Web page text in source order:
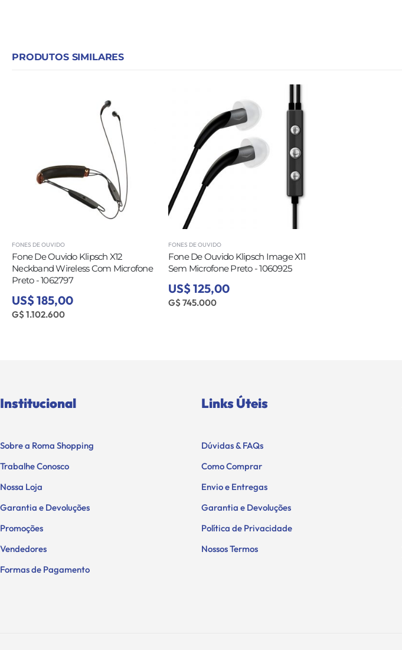
PRODUTOS SIMILARES
FONES DE OUVIDO
Fone De Ouvido Klipsch X12
Neckband Wireless Com Microfone
Preto - 1062797
US$ 185,00
G$ 1.102.600
FONES DE OUVIDO
Fone De Ouvido Klipsch Image X11
Sem Microfone Preto - 1060925
US$ 125,00
G$ 745.000
Institucional
Sobre a Roma Shopping
Trabalhe Conosco
Nossa Loja
Garantia e Devoluções
Promoções
Vendedores
Formas de Pagamento
Links Úteis
Dúvidas & FAQs
Como Comprar
Envio e Entregas
Garantia e Devoluções
Política de Privacidade
Nossos Termos